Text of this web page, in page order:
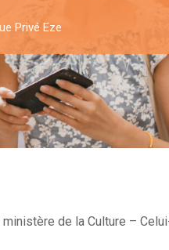
Privé Eze
de la Culture –